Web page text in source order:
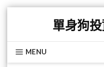
content
單身狗
MENU